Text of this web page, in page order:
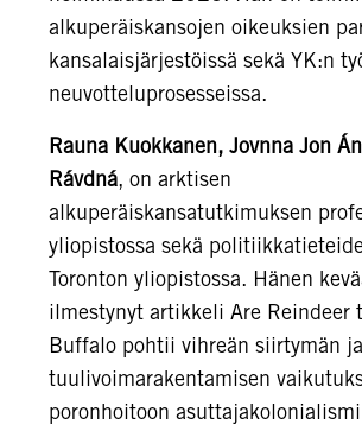
alkuperäiskansojen oikeuksien
kansalaisjärjestöissä sekä YK:n
neuvotteluprosesseissa.
Rauna Kuokkanen, Jovnna Jon
Rávdná, on arktisen
alkuperäiskansatutkimuksen
yliopistossa sekä
Toronton yliopistossa. Hänen
ilmestynyt artikkeli Are Reindeer
Buffalo pohtii vihreän siirtymän ja
tuulivoimarakentamisen
poronhoitoon